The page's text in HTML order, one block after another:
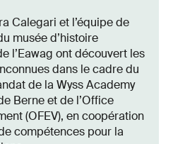
Calegari et l’équipe de
musée d’histoire
l’Eawag ont découvert les
dans le cadre du
de la Wyss Academy
Berne et de l’Office
(OFEV), en coopération
compétences pour la